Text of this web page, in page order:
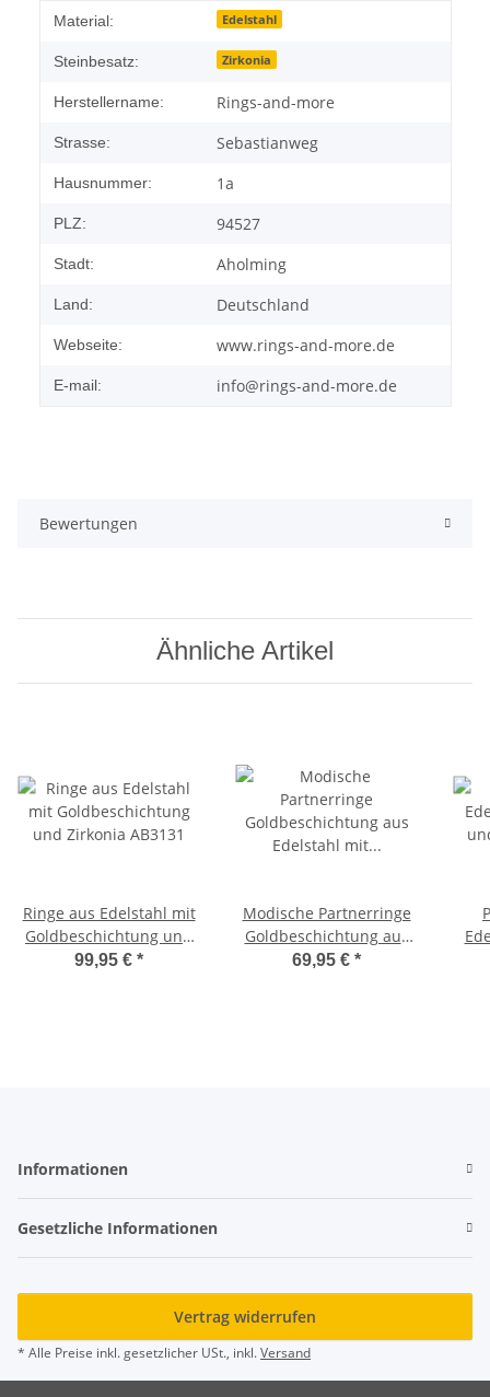
Produkteigenschaft
Wert
Material: Edelstahl
Steinbesatz: Zirkonia
Herstellername: Rings-and-more
Strasse: Sebastianweg
Hausnummer: 1a
PLZ: 94527
Stadt: Aholming
Land: Deutschland
Webseite: www.rings-and-more.de
E-mail: info@rings-and-more.de
Bewertungen
Ähnliche Artikel
Ringe aus Edelstahl mit
Goldbeschichtung und
Zirkonia AB3131
99,95 € *
Modische Partnerringe
Goldbeschichtung aus
Edelstahl mit Zirkonia
69,95 € *
Informationen
Gesetzliche Informationen
Vertrag widerrufen
* Alle Preise inkl. gesetzlicher USt., inkl.Versand